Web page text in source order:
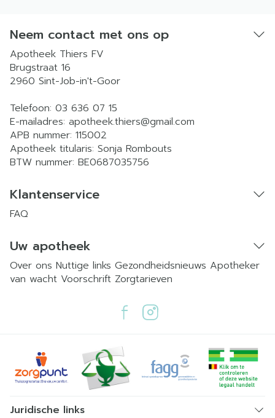
Neem contact met ons op
Apotheek Thiers FV
Brugstraat 16
2960 Sint-Job-in't-Goor
Telefoon: 03 636 07 15
E-mailadres: apotheek.thiers@gmail.com
APB nummer: 115002
Apotheek titularis: Sonja Rombouts
BTW nummer: BE0687035756
Klantenservice
FAQ
Uw apotheek
Over ons Nuttige links Gezondheidsnieuws Apotheker
van wacht Voorschrift Zorgtarieven
Juridische links